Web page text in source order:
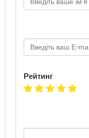
Рейтинг